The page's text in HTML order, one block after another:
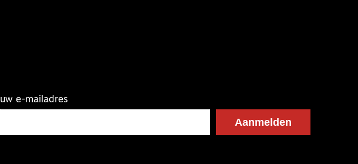
uw e-mailadres